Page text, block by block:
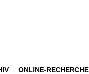
ONLINE-RECHERCHE